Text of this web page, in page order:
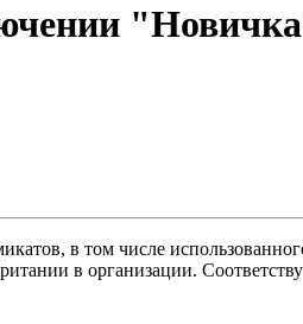
в том числе
в организации.